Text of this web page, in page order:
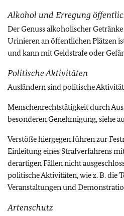
Alkohol und Erregung
Der Genuss alkoholischer
Urinieren an öffentlichen Plätzen
und kann mit Geldstrafe oder
Politische Aktivitäten
Ausländern sind politische
Menschenrechtstätigkeit durch
besonderen Genehmigung, siehe
Verstöße hiergegen führen zur
Einleitung eines Strafverfahrens
derartigen Fällen nicht
politische Aktivitäten, wie z. B. die
Veranstaltungen und
Artenschutz